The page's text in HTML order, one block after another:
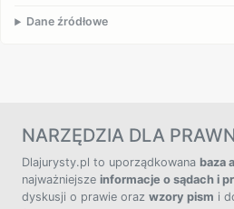
Dane źródłowe
NARZĘDZIA DLA
Dlajurysty.pl to uporządkowana baza
najważniejsze informacje o sądach i
dyskusji o prawie oraz wzory pism i